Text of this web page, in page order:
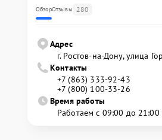
ОбзорОтзывы 280
Адрес
г. Ростов-на-Дону, улица
Контакты
+7 (863) 333-92-43
+7 (800) 100-33-26
Время работы
Работаем с 09:00 до 21:00